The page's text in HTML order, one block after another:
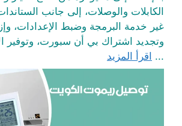
الكابلات والوصلات، إلى جانب
غير خدمة البرمجة وضبط الإعدادات،
وتجديد اشتراك بي أن سبورت، وتوفير
... اقرأ المزيد